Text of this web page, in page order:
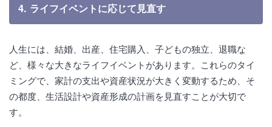
4. ライフイベントに応じて見直す
人生には、結婚、出産、住宅購入、子どもの独立、退職な
ど、様々な大きなライフイベントがあります。これらのタイ
ミングで、家計の支出や資産状況が大きく変動するため、そ
の都度、生活設計や資産形成の計画を見直すことが大切で
す。